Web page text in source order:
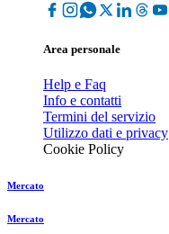
Area personale
Help e Faq
Info e contatti
Termini del servizio
Utilizzo dati e privacy
Cookie Policy
Mercato
Mercato